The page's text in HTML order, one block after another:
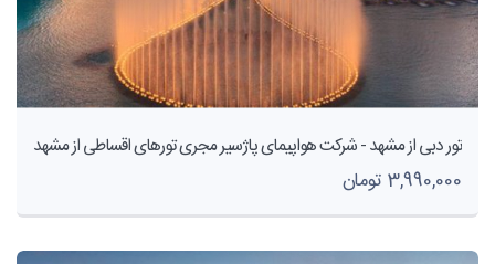
تور دبی از مشهد - شرکت هواپیمای پاژسیر مجری تورهای اقساطی از مشهد
3,990,000 تومان